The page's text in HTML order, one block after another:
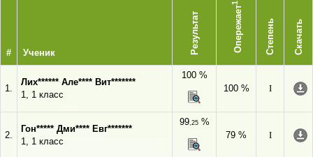
# Ученик Результат Опережает
1
Степень Скачать
1.
Лих****** Але**** Вит*******
1, 1 класс
100 %
100 %
I
2.
Гон***** Дми**** Евг*******
1, 1 класс
99,25%
79 %
I